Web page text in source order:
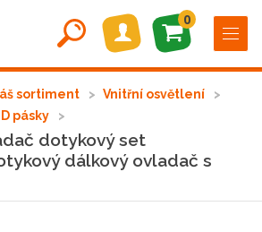
0
sortiment
Vnitřní osvětlení
pásky
dotykový set
dálkový ovladač s